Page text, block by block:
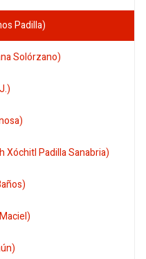
Padilla)
Solórzano)
Xóchitl Padilla Sanabria)